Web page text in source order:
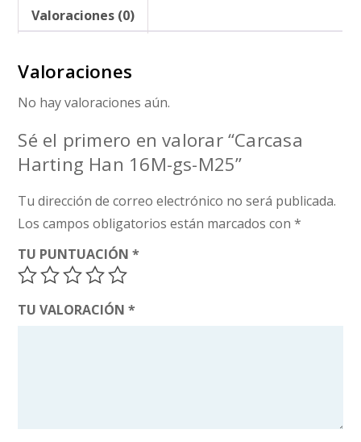
Valoraciones (0)
Valoraciones
No hay valoraciones aún.
Sé el primero en valorar “Carcasa
Harting Han 16M-gs-M25”
Tu dirección de correo electrónico no será publicada.
Los campos obligatorios están marcados con*
TU PUNTUACIÓN*
TU VALORACIÓN*